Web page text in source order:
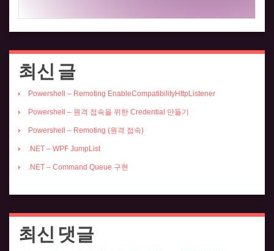
최신 글
Powershell – Remoting EnableCompatibilityHttpListener
Powershell – 원격 접속을 위한 Credential 만들기
Powershell – Remoting (원격 접속)
.NET – WPF JumpList
.NET – Command Queue 구현
최신 댓글